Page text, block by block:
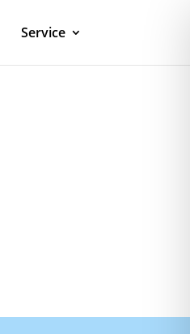
Service